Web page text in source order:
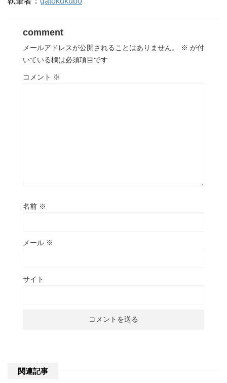
comment
メールアドレスが公開されることはありません。 ※ が付
いている欄は必須項目です
コメント ※
名前 ※
メール ※
サイト
関連記事